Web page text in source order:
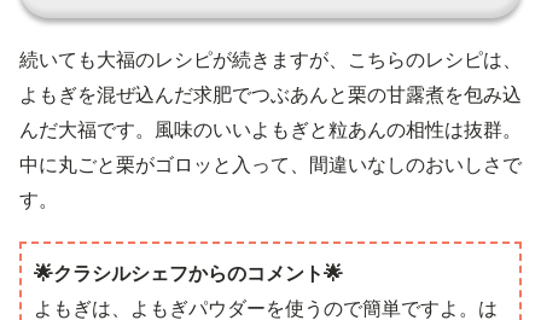
続いても大福のレシピが続きますが、こちらのレシピは、
よもぎを混ぜ込んだ求肥でつぶあんと栗の甘露煮を包み込
んだ大福です。風味のいいよもぎと粒あんの相性は抜群。
中に丸ごと栗がゴロッと入って、間違いなしのおいしさで
す。
🌟クラシルシェフからのコメント🌟
よもぎは、よもぎパウダーを使うので簡単ですよ。は